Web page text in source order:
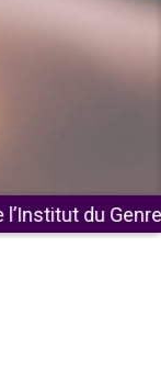
: félicitations